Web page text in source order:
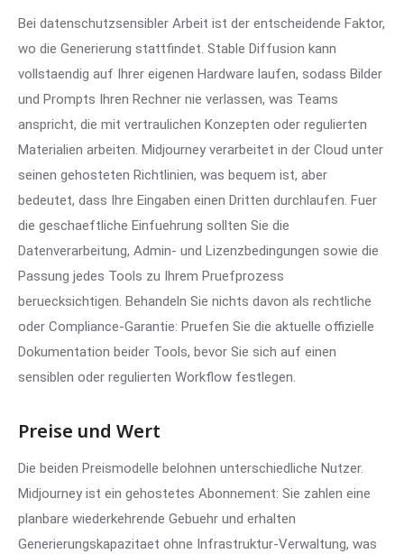
Bei datenschutzsensibler Arbeit ist der entscheidende Faktor,
wo die Generierung stattfindet. Stable Diffusion kann
vollstaendig auf Ihrer eigenen Hardware laufen, sodass Bilder
und Prompts Ihren Rechner nie verlassen, was Teams
anspricht, die mit vertraulichen Konzepten oder regulierten
Materialien arbeiten. Midjourney verarbeitet in der Cloud unter
seinen gehosteten Richtlinien, was bequem ist, aber
bedeutet, dass Ihre Eingaben einen Dritten durchlaufen. Fuer
die geschaeftliche Einfuehrung sollten Sie die
Datenverarbeitung, Admin- und Lizenzbedingungen sowie die
Passung jedes Tools zu Ihrem Pruefprozess
beruecksichtigen. Behandeln Sie nichts davon als rechtliche
oder Compliance-Garantie: Pruefen Sie die aktuelle offizielle
Dokumentation beider Tools, bevor Sie sich auf einen
sensiblen oder regulierten Workflow festlegen.
Preise und Wert
Die beiden Preismodelle belohnen unterschiedliche Nutzer.
Midjourney ist ein gehostetes Abonnement: Sie zahlen eine
planbare wiederkehrende Gebuehr und erhalten
Generierungskapazitaet ohne Infrastruktur-Verwaltung, was